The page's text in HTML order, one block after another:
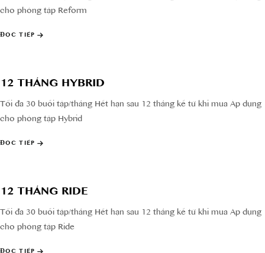
cho phòng tập Reform
ĐỌC TIẾP
12 THÁNG HYBRID
Tối đa 30 buổi tập/tháng Hết hạn sau 12 tháng kể từ khi mua Áp dụng
cho phòng tập Hybrid
ĐỌC TIẾP
12 THÁNG RIDE
Tối đa 30 buổi tập/tháng Hết hạn sau 12 tháng kể từ khi mua Áp dụng
cho phòng tập Ride